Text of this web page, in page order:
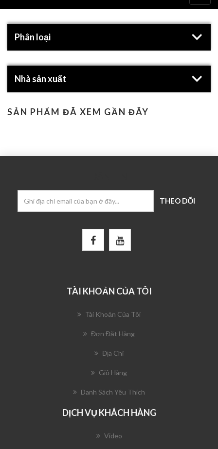
Phân loại
Nhà sản xuất
SẢN PHẨM ĐÃ XEM GẦN ĐÂY
TÀI KHOẢN CỦA TÔI
Tài Khoản Của Tôi
Đơn Đặt Hàng
Địa Chỉ
Giỏ Hàng
Danh Sách Yêu Thích
DỊCH VỤ KHÁCH HÀNG
Video